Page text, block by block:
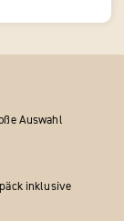
Auswahl
inklusive